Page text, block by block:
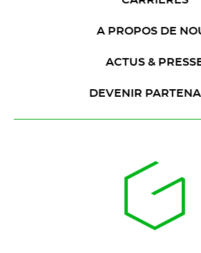
A PROPOS DE
ACTUS &
DEVENIR